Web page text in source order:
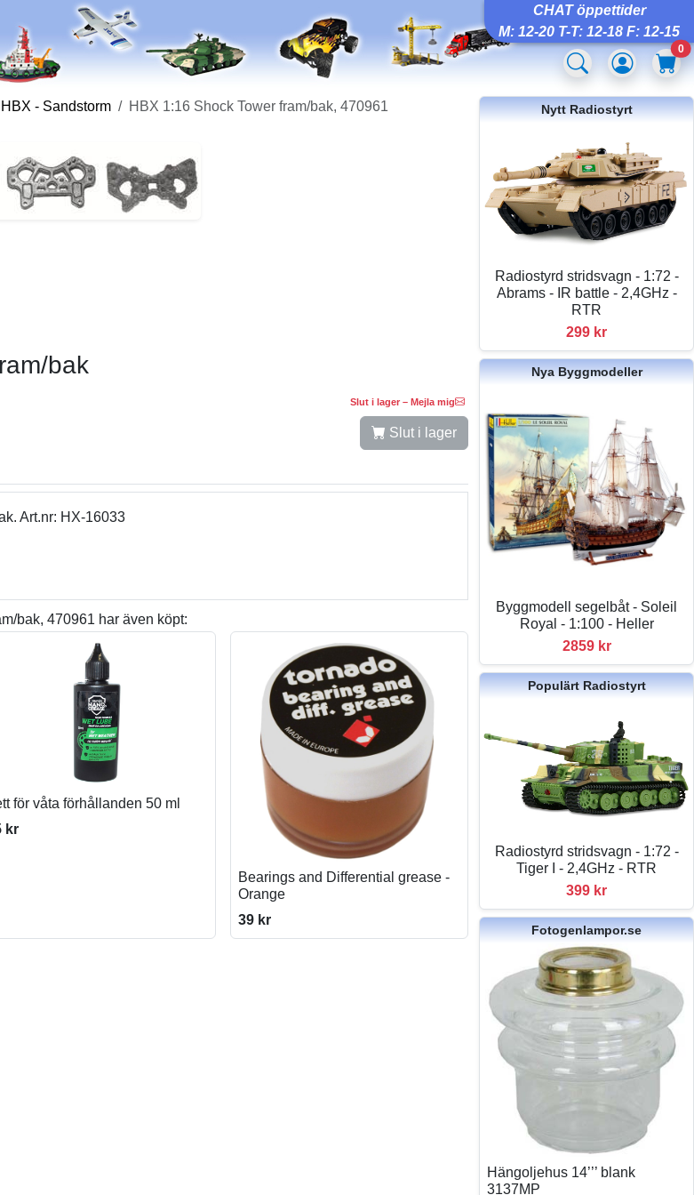
CHAT öppettider
M: 12-20 T-T: 12-18 F: 12-15
0
HBX - Sandstorm HBX 1:16 Shock Tower fram/bak, 470961
bak
Slut i lager – Mejla mig
Slut i lager
Art.nr: HX-16033
bak, 470961 har även köpt:
för våta förhållanden 50 ml
kr
Bearings and Differential grease -
Orange
39 kr
Nytt Radiostyrt
Radiostyrd stridsvagn - 1:72 -
Abrams - IR battle - 2,4GHz -
RTR
299 kr
Nya Byggmodeller
Byggmodell segelbåt - Soleil
Royal - 1:100 - Heller
2859 kr
Populärt Radiostyrt
Radiostyrd stridsvagn - 1:72 -
Tiger I - 2,4GHz - RTR
399 kr
Fotogenlampor.se
Hängoljehus 14’’’ blank
3137MP